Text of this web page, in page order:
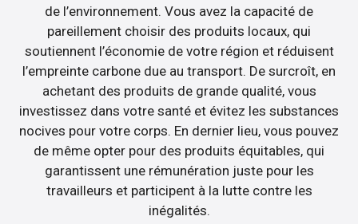
de l’environnement. Vous avez la capacité de
pareillement choisir des produits locaux, qui
soutiennent l’économie de votre région et réduisent
l’empreinte carbone due au transport. De surcroît, en
achetant des produits de grande qualité, vous
investissez dans votre santé et évitez les substances
nocives pour votre corps. En dernier lieu, vous pouvez
de même opter pour des produits équitables, qui
garantissent une rémunération juste pour les
travailleurs et participent à la lutte contre les
inégalités.